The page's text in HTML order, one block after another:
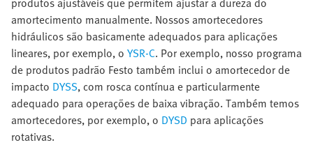
amortecimento manualmente. Nossos amortecedores
hidráulicos são basicamente adequados para aplicações
lineares, por exemplo, o YSR-C. Por exemplo, nosso programa
de produtos padrão Festo também inclui o amortecedor de
impacto DYSS, com rosca contínua e particularmente
adequado para operações de baixa vibração. Também temos
amortecedores, por exemplo, o DYSD para aplicações
rotativas.